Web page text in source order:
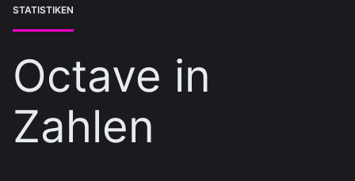
STATISTIKEN
Octave in
Zahlen